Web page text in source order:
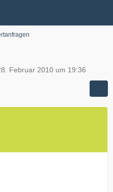
Februar 2010 um 19:36